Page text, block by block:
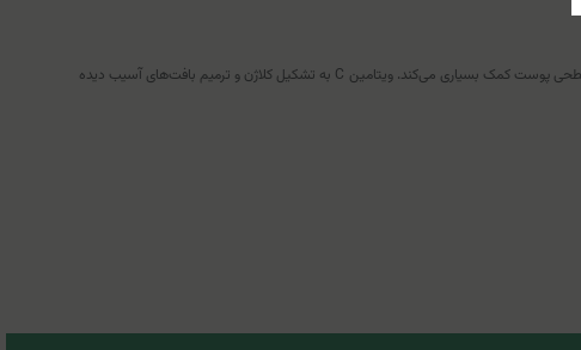
این محصول حاوی ویتامین C و عصاره‌های گیاهانی همچون عصاره لیکوریس، عصاره پرتغال و روغن دانه انگور می‌باشد که به افزایش الاستیسیته و کاهش چین و چروک‌های سطحی پوست کمک بسیاری می‌کند. ویتامین C به تشکیل کلاژن و ترمیم بافت‌های آسیب دیده